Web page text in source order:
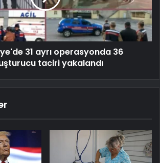
31 ayrı operasyonda 36
taciri yakalandı